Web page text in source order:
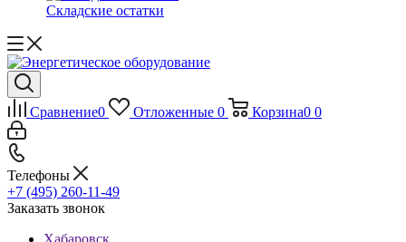
Складские остатки
Сравнение0 Отложенные 0 Корзина0 0
Телефоны
+7 (495) 260-11-49
Заказать звонок
Хабаровск